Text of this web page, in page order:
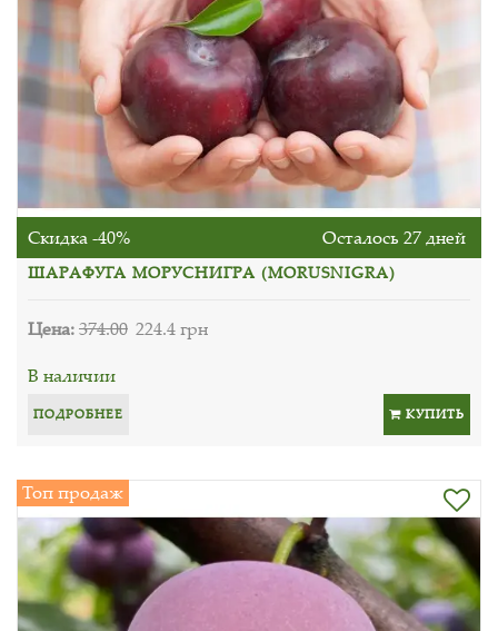
Скидка -40% Осталось 27 дней
ШАРАФУГА МОРУСНИГРА (MORUSNIGRA)
Цена:374.00 224.4 грн
В наличии
ПОДРОБНЕЕ КУПИТЬ
Топ продаж